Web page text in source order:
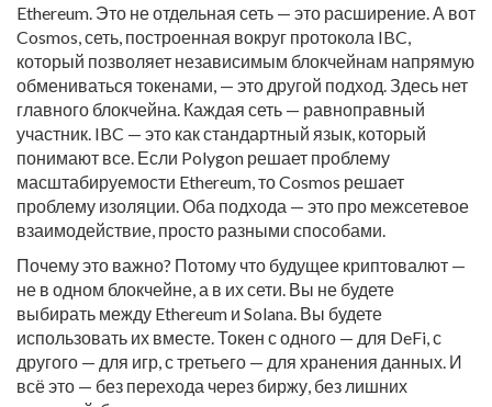
Ethereum. Это не отдельная сеть — это расширение. А вот
Cosmos,сеть, построенная вокруг протокола IBC,
который позволяет независимым блокчейнам напрямую
обмениваться токенами, — это другой подход. Здесь нет
главного блокчейна. Каждая сеть — равноправный
участник. IBC — это как стандартный язык, который
понимают все. Если Polygon решает проблему
масштабируемости Ethereum, то Cosmos решает
проблему изоляции. Оба подхода — это про межсетевое
взаимодействие, просто разными способами.
Почему это важно? Потому что будущее криптовалют —
не в одном блокчейне, а в их сети. Вы не будете
выбирать между Ethereum и Solana. Вы будете
использовать их вместе. Токен с одного — для DeFi, с
другого — для игр, с третьего — для хранения данных. И
всё это — без перехода через биржу, без лишних